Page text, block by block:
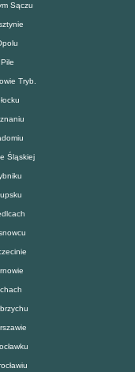
Sączu
Tryb.
Śląskiej